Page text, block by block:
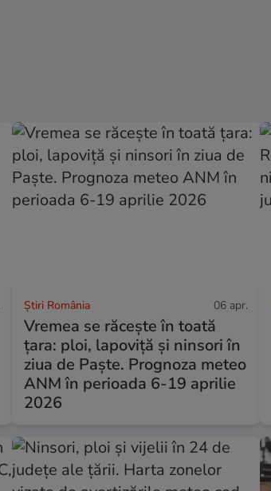
Știri România 06 apr.
Vremea se răcește în toată
țara: ploi, lapoviță și ninsori în
ziua de Paște. Prognoza meteo
ANM în perioada 6-19 aprilie
2026